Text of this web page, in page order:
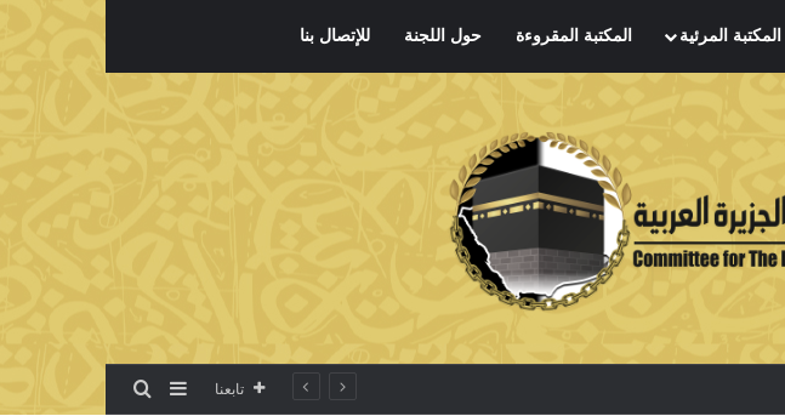
المكتبة المرئية المكتبة المقروءة حول اللجنة للإتصال بنا
تابعنا إضافة عمود جانبي
بحث عن